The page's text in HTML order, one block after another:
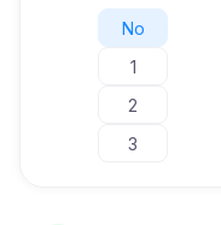
No
1
2
3